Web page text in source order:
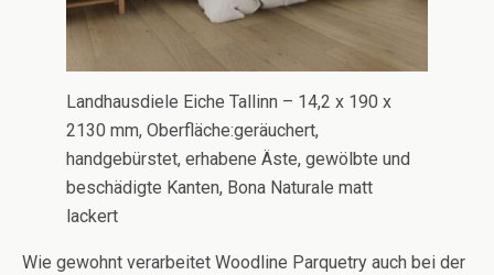
Landhausdiele Eiche Tallinn – 14,2 x 190 x
2130 mm, Oberfläche:geräuchert,
handgebürstet, erhabene Äste, gewölbte und
beschädigte Kanten, Bona Naturale matt
lackert
Wie gewohnt verarbeitet Woodline Parquetry auch bei der